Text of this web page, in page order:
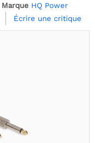
Marque HQ Power
Écrire une critique